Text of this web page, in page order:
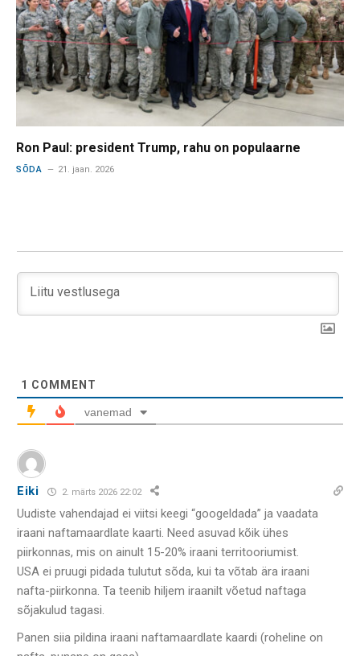
Ron Paul: president Trump, rahu on populaarne
SÕDA 21. jaan. 2026
1 COMMENT
vanemad
Eiki 2. märts 2026 22:02
Uudiste vahendajad ei viitsi keegi “googeldada” ja vaadata
iraani naftamaardlate kaarti. Need asuvad kõik ühes
piirkonnas, mis on ainult 15-20% iraani territooriumist.
USA ei pruugi pidada tulutut sõda, kui ta võtab ära iraani
nafta-piirkonna. Ta teenib hiljem iraanilt võetud naftaga
sõjakulud tagasi.
Panen siia pildina iraani naftamaardlate kaardi (roheline on